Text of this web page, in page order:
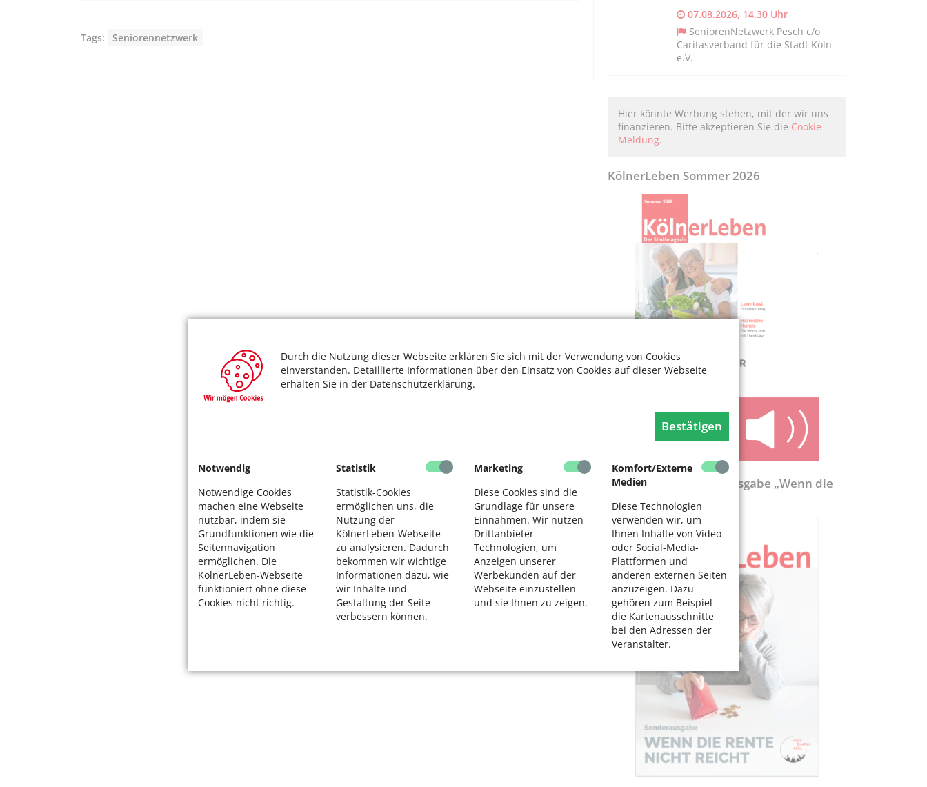
Durch die Nutzung dieser Webseite erklären Sie sich mit der Verwendung von Cookies
einverstanden. Detaillierte Informationen über den Einsatz von Cookies auf dieser Webseite
erhalten Sie in der Datenschutzerklärung.
Bestätigen
Notwendig
Notwendige Cookies
machen eine Webseite
nutzbar, indem sie
Grundfunktionen wie die
Seitennavigation
ermöglichen. Die
KölnerLeben-Webseite
funktioniert ohne diese
Cookies nicht richtig.
Statistik
Statistik-Cookies
ermöglichen uns, die
Nutzung der
KölnerLeben-Webseite
zu analysieren. Dadurch
bekommen wir wichtige
Informationen dazu, wie
wir Inhalte und
Gestaltung der Seite
verbessern können.
Marketing
Diese Cookies sind die
Grundlage für unsere
Einnahmen. Wir nutzen
Drittanbieter-
Technologien, um
Anzeigen unserer
Werbekunden auf der
Webseite einzustellen
und sie Ihnen zu zeigen.
Komfort/Externe
Medien
Diese Technologien
verwenden wir, um
Ihnen Inhalte von Video-
oder Social-Media-
Plattformen und
anderen externen Seiten
anzuzeigen. Dazu
gehören zum Beispiel
die Kartenausschnitte
bei den Adressen der
Veranstalter.
Tags: Seniorennetzwerk
07.08.2026, 14.30 Uhr
SeniorenNetzwerk Pesch c/o
Caritasverband für die Stadt Köln
e.V.
Hier könnte Werbung stehen, mit der wir uns
finanzieren. Bitte akzeptieren Sie die Cookie-
Meldung.
KölnerLeben Sommer 2026
KölnerLeben-Sonderausgabe „Wenn die